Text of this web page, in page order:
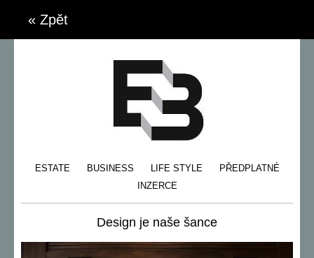
« Zpět
ESTATE BUSINESS LIFE STYLE
PŘEDPLATNÉ
INZERCE
Design je naše šance